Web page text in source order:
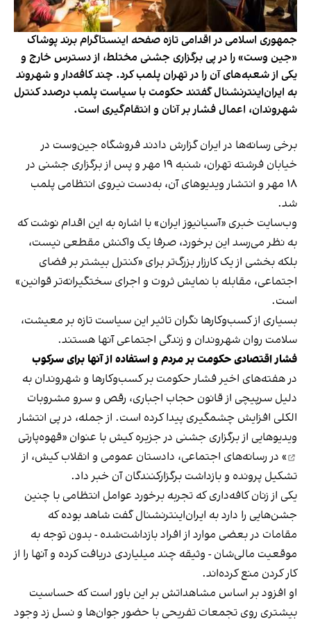
جمهوری اسلامی در اقدامی تازه صفحه اینستاگرام برند پوشاک
«جین وست» را در پی برگزاری جشنی مختلط، از دسترس خارج و
یکی از شعبه‌های آن را در تهران پلمب کرد. چند کافه‌‌دار و شهروند
به ایران‌اینترنشنال گفتند حکومت با سیاست پلمب درصدد کنترل
شهروندان، اعمال فشار بر آنان و انتقام‌گیری است.
برخی رسانه‌ها در ایران گزارش دادند فروشگاه جین‌وست در
خیابان فرشته تهران، شنبه ۱۹ مهر و پس از برگزاری جشنی در
۱۸ مهر و انتشار ویدیوهای آن، به‌دست نیروی انتظامی پلمب
شد.
وب‌سایت خبری «آسیانیوز ایران» با اشاره به این اقدام نوشت که
به نظر می‌رسد این برخورد، صرفا یک واکنش مقطعی نیست،
بلکه بخشی از یک کارزار بزرگ‌تر برای «کنترل بیشتر بر فضای
اجتماعی، مقابله با نمایش ثروت و اجرای سختگیرانه‌تر قوانین»
است.
بسیاری از کسب‌وکارها نگران تاثیر این سیاست‌ تازه بر معیشت،
سلامت روان شهروندان و زندگی اجتماعی آنها هستند.
فشار اقتصادی حکومت بر مردم و استفاده از آنها برای سرکوب
در هفته‌های اخیر فشار حکومت بر کسب‌وکارها و شهروندان به
دلیل سرپیچی از قانون حجاب اجباری، رقص و سرو مشروبات
الکلی افزایش چشمگیری پیدا کرده است. از جمله، در پی انتشار
ویدیوهایی از برگزاری جشنی در جزیره کیش با عنوان «قهوه‌پارتی
» در رسانه‌های اجتماعی، دادستان عمومی و انقلاب کیش، از
تشکیل پرونده و بازداشت برگزارکنندگان آن خبر داد.
یکی از زنان کافه‌داری که تجربه برخورد عوامل انتظامی با چنین
جشن‌هایی را دارد به ایران‌اینترنشنال گفت شاهد بوده که
مقامات در بعضی موارد از افراد بازداشت‌‌شده - بدون توجه به
موقعیت مالی‌شان - وثیقه چند میلیاردی دریافت کرده و آنها را از
کار کردن منع کرده‌اند.
او افزود بر اساس مشاهداتش بر این باور است که حساسیت
بیشتری روی تجمعات تفریحی با حضور جوان‌ها و نسل زد وجود